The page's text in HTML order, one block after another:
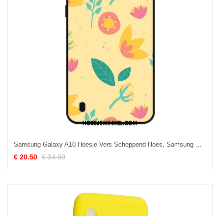
Samsung Galaxy A10 Hoesje Vers Scheppend Hoes, Samsung Galaxy A10 Hoesje Bescherming Mobiele Telefoon
€ 20.50 € 34.00